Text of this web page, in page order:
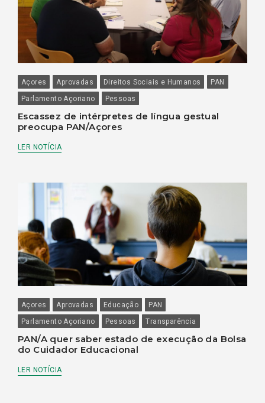
Açores Aprovadas Direitos Sociais e Humanos
PAN
Parlamento Açoriano
Pessoas
Escassez de intérpretes de língua gestual
preocupa PAN/Açores
LER NOTÍCIA
Açores Aprovadas Educação
PAN
Parlamento Açoriano
Pessoas Transparência
PAN/A quer saber estado de execução da Bolsa
do Cuidador Educacional
LER NOTÍCIA